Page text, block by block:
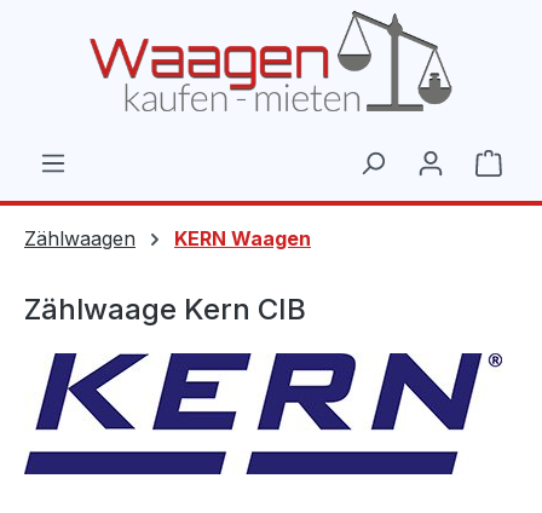
Zählwaagen KERN Waagen
Zählwaage Kern CIB